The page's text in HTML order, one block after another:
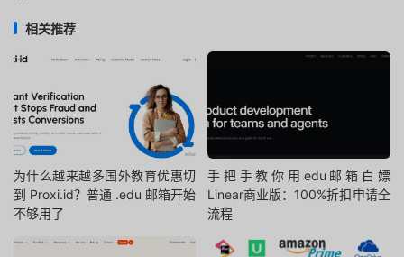
相关推荐
为什么越来越多国外教育优惠切
到 Proxi.id？普通 .edu 邮箱开始
不够用了
手把手教你用edu邮箱白嫖
Linear商业版：100%折扣申请全
流程